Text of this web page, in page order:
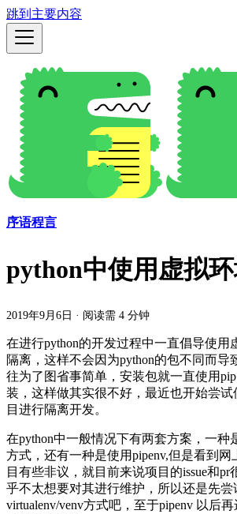
跳到主要内容
序语程言
python中使用虚拟
2019年9月6日 · 阅读需 4 分钟
在进行python的开发过程中一直倡导使用
隔离，这样不会因为python的包不同而导
往为了图省事简单，安装包就一直使用
装，这样做其实很不好，最近也开始尝
目进行隔离开发。
在python中一般情况下有两套方案，一种
方式，还有一种是使用pipenv,但是看到网
目有些非议，就目前来说项目的issue和pr
乎不太想要对其进行维护，所以还是先尝
virtualenv/venv方式吧，至于pipenv 以后